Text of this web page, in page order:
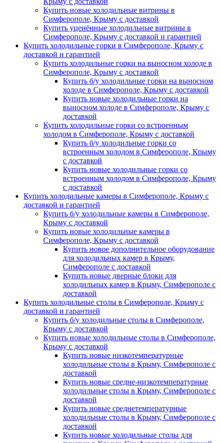
Купить новые холодильные витрины в
Симферополе, Крыму с доставкой
Купить уценённые холодильные витрины в
Симферополе, Крыму с доставкой и гарантией
Купить холодильные горки в Симферополе, Крыму с
доставкой и гарантией
Купить холодильные горки на выносном холоде в
Симферополе, Крыму с доставкой
Купить б/у холодильные горки на выносном
холоде в Симферополе, Крыму с доставкой
Купить новые холодильные горки на
выносном холоде в Симферополе, Крыму с
доставкой
Купить холодильные горки со встроенным
холодом в Симферополе, Крыму с доставкой
Купить б/у холодильные горки со
встроенным холодом в Симферополе, Крыму
с доставкой
Купить новые холодильные горки со
встроенным холодом в Симферополе, Крыму
с доставкой
Купить холодильные камеры в Симферополе, Крыму с
доставкой и гарантией
Купить б/у холодильные камеры в Симферополе,
Крыму с доставкой
Купить новые холодильные камеры в
Симферополе, Крыму с доставкой
Купить новое дополнительное оборудование
для холодильных камер в Крыму,
Симферополе с доставкой
Купить новые дверные блоки для
холодильных камер в Крыму, Симферополе с
доставкой
Купить холодильные столы в Симферополе, Крыму с
доставкой и гарантией
Купить б/у холодильные столы в Симферополе,
Крыму с доставкой
Купить новые холодильные столы в Симферополе,
Крыму с доставкой
Купить новые низкотемпературные
холодильные столы в Крыму, Симферополе с
доставкой
Купить новые средне-низкотемпературные
холодильные столы в Крыму, Симферополе с
доставкой
Купить новые среднетемпературные
холодильные столы в Крыму, Симферополе с
доставкой
Купить новые холодильные столы для